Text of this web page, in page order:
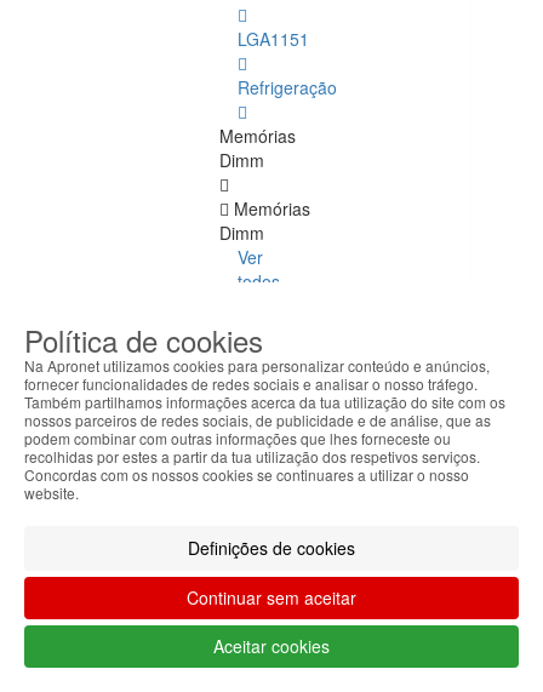
LGA1151
Refrigeração
Memórias
Dimm
Memórias
Dimm
Ver
todos
4
ECC
DDR
1
DDR
3
DDR
4
Política de cookies
Na Apronet utilizamos cookies para personalizar conteúdo e anúncios,
fornecer funcionalidades de redes sociais e analisar o nosso tráfego.
Também partilhamos informações acerca da tua utilização do site com os
nossos parceiros de redes sociais, de publicidade e de análise, que as
podem combinar com outras informações que lhes forneceste ou
recolhidas por estes a partir da tua utilização dos respetivos serviços.
Concordas com os nossos cookies se continuares a utilizar o nosso
website.
Definições de cookies
Continuar sem aceitar
Aceitar cookies